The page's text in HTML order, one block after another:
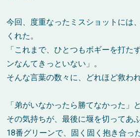
今回、度重なったミスショットには
くれた。
「これまで、ひとつもボギーを打た
ンなんてきっといない」。
そんな言葉の数々に、どれほど救わ
「弟がいなかったら勝てなかった」
その気持ちが、最後に堰を切ってあ
18番グリーンで、固く固く抱き合った